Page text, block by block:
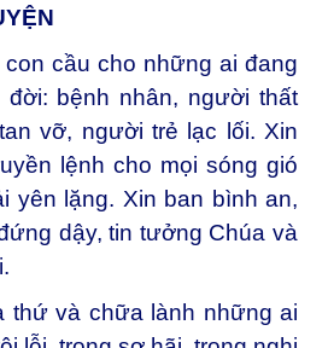
cầu cho những ai đang
bệnh nhân, người thất
vỡ, người trẻ lạc lối. Xin
lệnh cho mọi sóng gió
yên lặng. Xin ban bình an,
dậy, tin tưởng Chúa và
thứ và chữa lành những ai